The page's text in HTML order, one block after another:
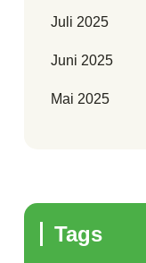
Juli 2025
Juni 2025
Mai 2025
Tags